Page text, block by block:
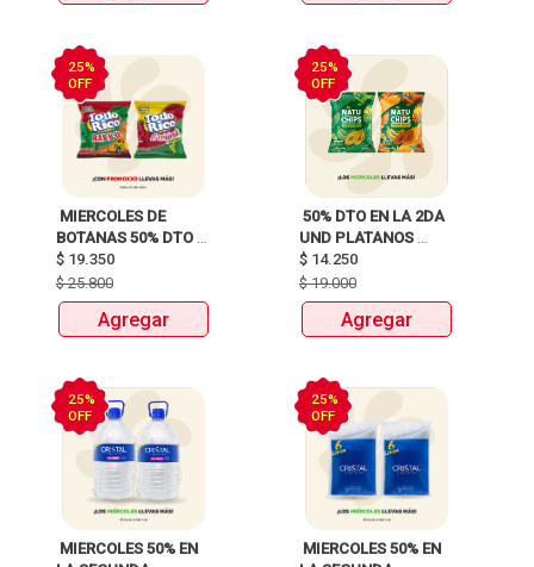
25%
OFF
MIERCOLES DE
BOTANAS 50% DTO
$ 19.350
$25.800
Agregar
25%
OFF
50% DTO EN LA 2DA
UND PLATANOS
$ 14.250
$19.000
Agregar
25%
OFF
MIERCOLES 50% EN
25%
OFF
MIERCOLES 50% EN